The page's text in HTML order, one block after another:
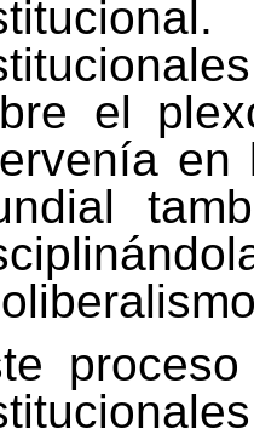
el
en